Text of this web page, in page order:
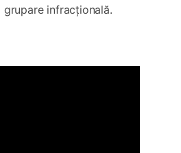
infracțională.